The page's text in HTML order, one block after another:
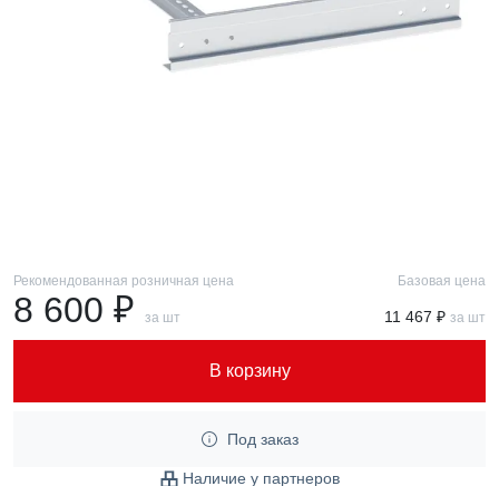
Рекомендованная розничная цена
8 600 ₽ за шт
Базовая цена
11 467 ₽ за шт
В корзину
Под заказ
Наличие у партнеров